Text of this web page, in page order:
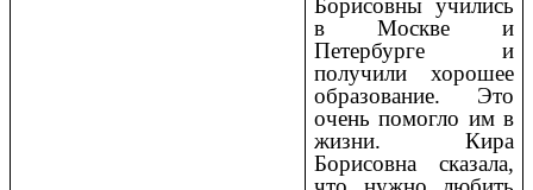
Борисовны учились
в Москве и
Петербурге и
получили хорошее
образование. Это
очень помогло им в
жизни. Кира
Борисовна сказала,